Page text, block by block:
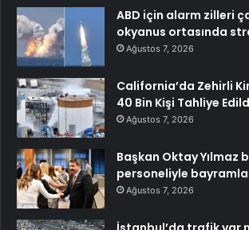
ABD için alarm zilleri
okyanus ortasında
Ağustos 7, 2026
California’da Zehirli
40 Bin Kişi Tahliye
Ağustos 7, 2026
Başkan Oktay Yılmaz
personeliyle
Ağustos 7, 2026